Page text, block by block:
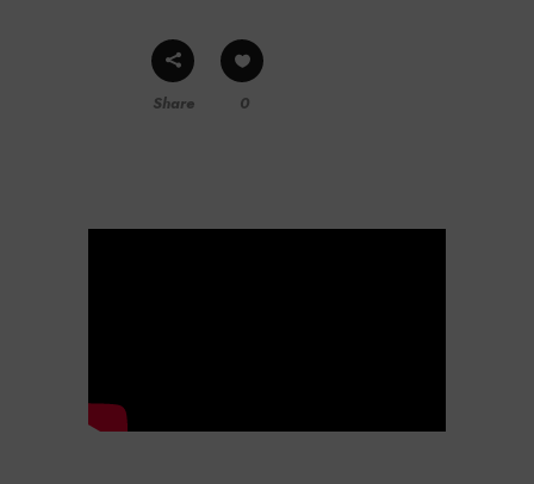
Share 0